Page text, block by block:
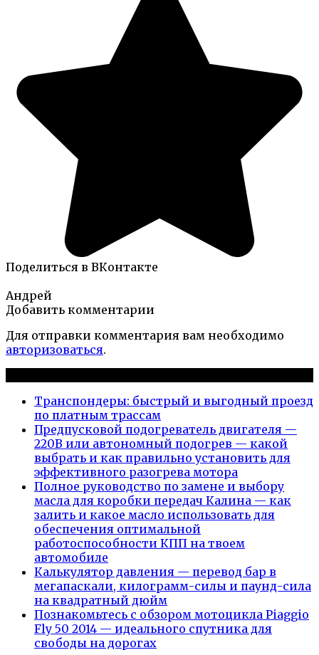
Поделиться в ВКонтакте
Андрей
Добавить комментарии
Для отправки комментария вам необходимо
авторизоваться.
Транспондеры: быстрый и выгодный проезд
по платным трассам
Предпусковой подогреватель двигателя —
220В или автономный подогрев — какой
выбрать и как правильно установить для
эффективного разогрева мотора
Полное руководство по замене и выбору
масла для коробки передач Калина — как
залить и какое масло использовать для
обеспечения оптимальной
работоспособности КПП на твоем
автомобиле
Калькулятор давления — перевод бар в
мегапаскали, килограмм-силы и паунд-сила
на квадратный дюйм
Познакомьтесь с обзором мотоцикла Piaggio
Fly 50 2014 — идеального спутника для
свободы на дорогах